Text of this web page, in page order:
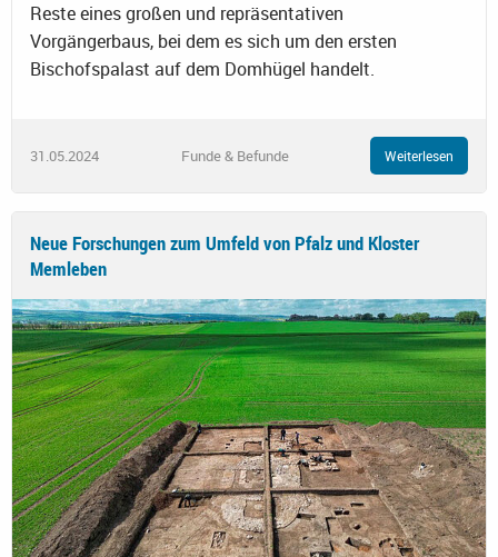
Reste eines großen und repräsentativen
Vorgängerbaus, bei dem es sich um den ersten
Bischofspalast auf dem Domhügel handelt.
31.05.2024 Funde & Befunde Weiterlesen
Neue Forschungen zum Umfeld von Pfalz und Kloster
Memleben